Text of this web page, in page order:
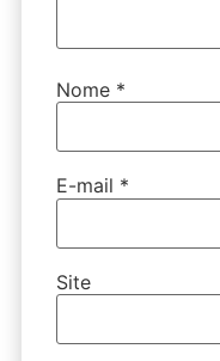
Nome *
E-mail *
Site